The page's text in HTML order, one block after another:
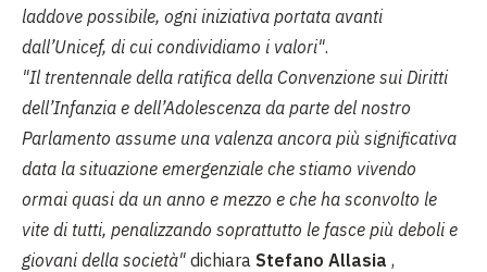
laddove possibile, ogni iniziativa portata avanti
dall’Unicef, di cui condividiamo i valori".
"Il trentennale della ratifica della Convenzione sui Diritti
dell’Infanzia e dell’Adolescenza da parte del nostro
Parlamento assume una valenza ancora più significativa
data la situazione emergenziale che stiamo vivendo
ormai quasi da un anno e mezzo e che ha sconvolto le
vite di tutti, penalizzando soprattutto le fasce più deboli e
giovani della società" dichiara Stefano Allasia ,